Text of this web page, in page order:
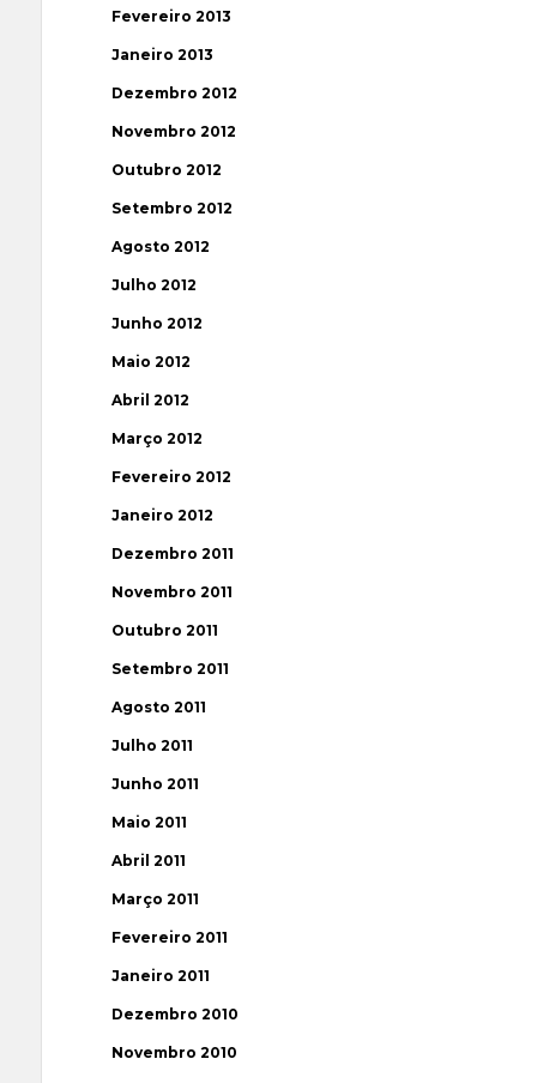
Fevereiro 2013
Janeiro 2013
Dezembro 2012
Novembro 2012
Outubro 2012
Setembro 2012
Agosto 2012
Julho 2012
Junho 2012
Maio 2012
Abril 2012
Março 2012
Fevereiro 2012
Janeiro 2012
Dezembro 2011
Novembro 2011
Outubro 2011
Setembro 2011
Agosto 2011
Julho 2011
Junho 2011
Maio 2011
Abril 2011
Março 2011
Fevereiro 2011
Janeiro 2011
Dezembro 2010
Novembro 2010